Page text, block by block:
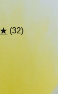
★ (32)